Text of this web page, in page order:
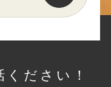
ださい！